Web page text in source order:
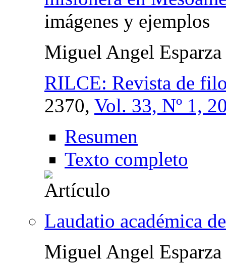
imágenes y ejemplos
Miguel Angel Esparza
RILCE: Revista de
2370, Vol. 33, Nº 1,
Resumen
Texto completo
Laudatio académica
Miguel Angel Esparza